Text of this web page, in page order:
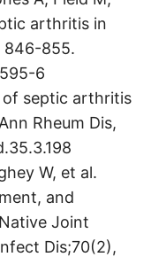
arthritis in
846-855.
6
of septic arthritis
Rheum Dis,
W, et al.
and
Joint
Dis;70(2),